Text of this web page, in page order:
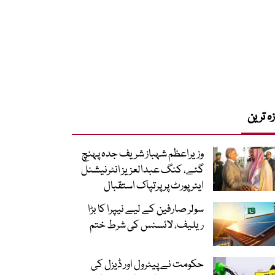
ترین
وزیراعظم شہباز شریف جدہ پہنچ
گئے، کنگ عبدالعزیز انٹرنیشنل
ایئر پورٹ پر پرتپاک استقبال
سولر صارفین کے لیے نیپرا کا بڑا
ریلیف، لائسنس کی شرط ختم
حکومت نے پیٹرول اور ڈیزل کی